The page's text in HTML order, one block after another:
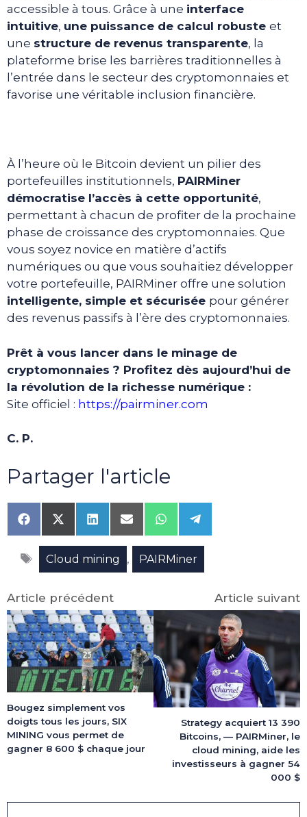
accessible à tous. Grâce à une interface
intuitive, une puissance de calcul robuste et
une structure de revenus transparente, la
plateforme brise les barrières traditionnelles à
l’entrée dans le secteur des cryptomonnaies et
favorise une véritable inclusion financière.
À l’heure où le Bitcoin devient un pilier des
portefeuilles institutionnels, PAIRMiner
démocratise l’accès à cette opportunité,
permettant à chacun de profiter de la prochaine
phase de croissance des cryptomonnaies. Que
vous soyez novice en matière d’actifs
numériques ou que vous souhaitiez développer
votre portefeuille, PAIRMiner offre une solution
intelligente, simple et sécurisée pour générer
des revenus passifs à l’ère des cryptomonnaies.
Prêt à vous lancer dans le minage de
cryptomonnaies ? Profitez dès aujourd’hui de
la révolution de la richesse numérique :
Site officiel : https://pairminer.com
C. P.
Partager l'article
Share
on
Facebook
Share
on
X
(Twitter)
Share
on
LinkedIn
Share
on
Email
Share
on
WhatsApp
Share
on
Telegram
Étiquettes
Cloud mining , PAIRMiner
Article précédent
Bougez simplement vos
doigts tous les jours, SIX
MINING vous permet de
gagner 8 600 $ chaque jour
Article suivant
Strategy acquiert 13 390
Bitcoins, — PAIRMiner, le
cloud mining, aide les
investisseurs à gagner 54
000 $